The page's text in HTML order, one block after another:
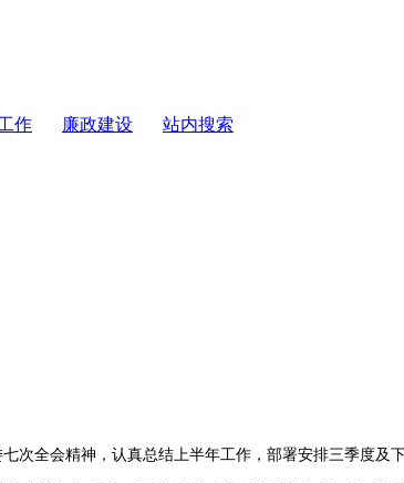
作 廉政建设 站内搜索
次全会精神，认真总结上半年工作，部署安排三季度及